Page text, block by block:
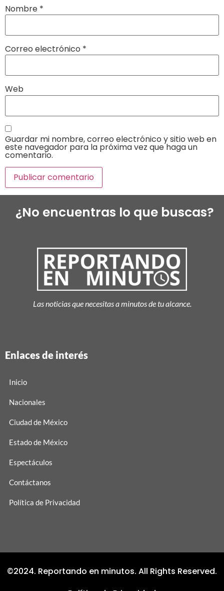
Nombre *
Correo electrónico *
Web
Guardar mi nombre, correo electrónico y sitio web en
este navegador para la próxima vez que haga un
comentario.
¿No encuentras lo que buscas?
Las noticias que necesitas a minutos de tu alcance.
Enlaces de interés
Inicio
Nacionales
Ciudad de México
Estado de México
Espectáculos
Contáctanos
Política de Privacidad
©2024. Reportando en minutos. All Rights Reserved.